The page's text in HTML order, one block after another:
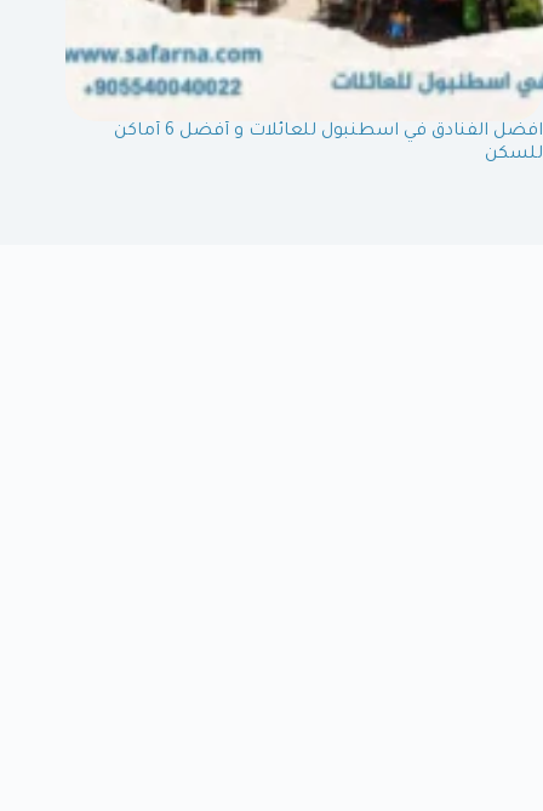
افضل الفنادق في اسطنبول للعائلات و أفضل 6 أماكن
للسكن